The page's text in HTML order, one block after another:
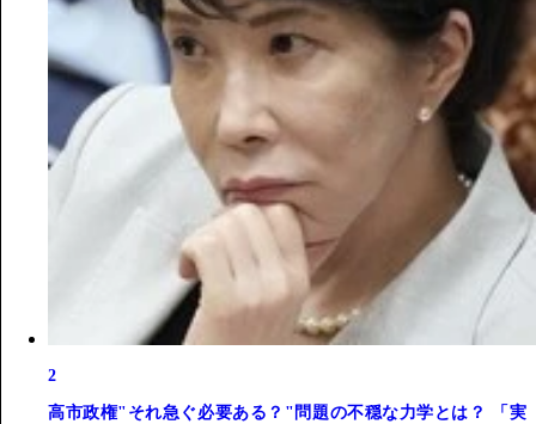
2
高市政権"それ急ぐ必要ある？"問題の不穏な力学とは？ 「実